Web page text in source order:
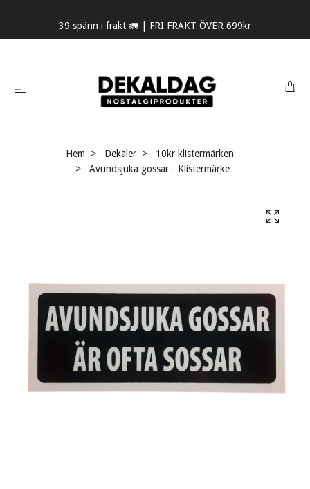
39 spänn i frakt 🚛 | FRI FRAKT ÖVER 699kr
Hem Dekaler
10kr klistermärken
Avundsjuka gossar - Klistermärke